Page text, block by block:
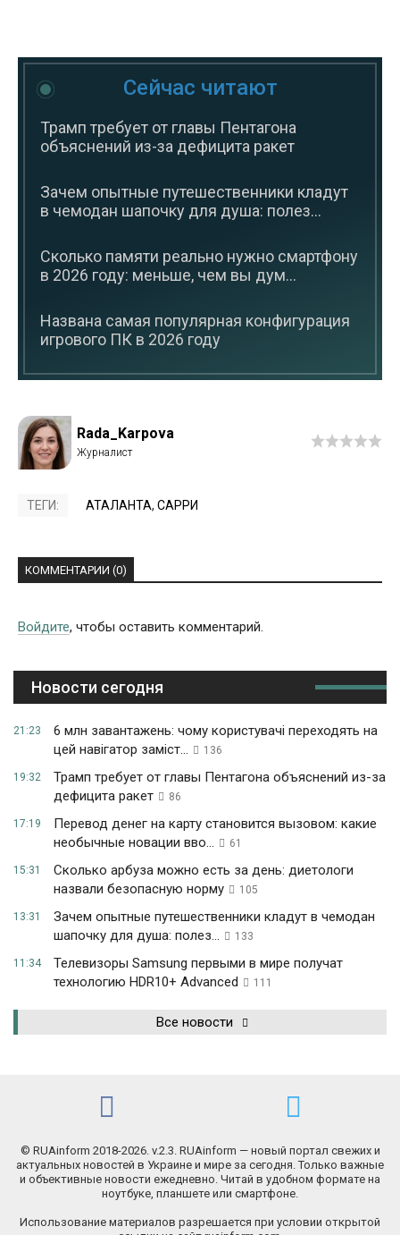
Сейчас читают
Трамп требует от главы Пентагона
объяснений из-за дефицита ракет
Зачем опытные путешественники кладут
в чемодан шапочку для душа: полез...
Сколько памяти реально нужно смартфону
в 2026 году: меньше, чем вы дум...
Названа самая популярная конфигурация
игрового ПК в 2026 году
Rada_Karpova
ТЕГИ: АТАЛАНТА, САРРИ
КОММЕНТАРИИ (0)
Войдите, чтобы оставить комментарий.
Новости сегодня
21:23
6 млн завантажень: чому користувачі переходять на
цей навігатор заміст...
136
19:32
Трамп требует от главы Пентагона объяснений из-за
дефицита ракет
86
17:19
Перевод денег на карту становится вызовом: какие
необычные новации вво...
61
15:31
Сколько арбуза можно есть за день: диетологи
назвали безопасную норму
105
13:31
Зачем опытные путешественники кладут в чемодан
шапочку для душа: полез...
133
11:34
Телевизоры Samsung первыми в мире получат
технологию HDR10+ Advanced
111
Все новости
© RUAinform 2018-2026. v.2.3. RUAinform — новый портал свежих и
актуальных новостей в Украине и мире за сегодня. Только важные
и объективные новости ежедневно. Читай в удобном формате на
ноутбуке, планшете или смартфоне.
Использование материалов разрешается при условии открытой